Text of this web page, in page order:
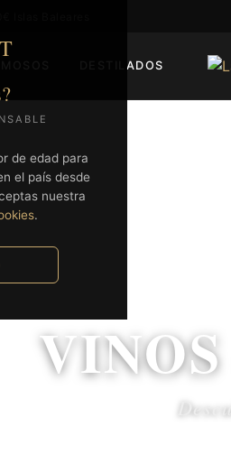
de edad para
el país desde
nuestra
.
DESTILADOS